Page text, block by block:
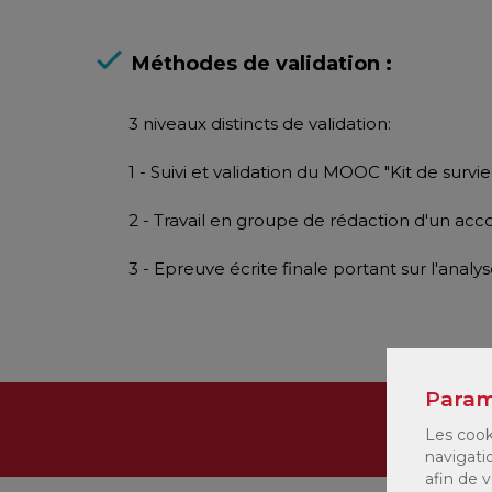
Méthodes de validation :
3 niveaux distincts de validation:
1 - Suivi et validation du MOOC "Kit de
2 - Travail en groupe de rédaction d'un
3 - Epreuve écrite finale portant sur
Les
afin de